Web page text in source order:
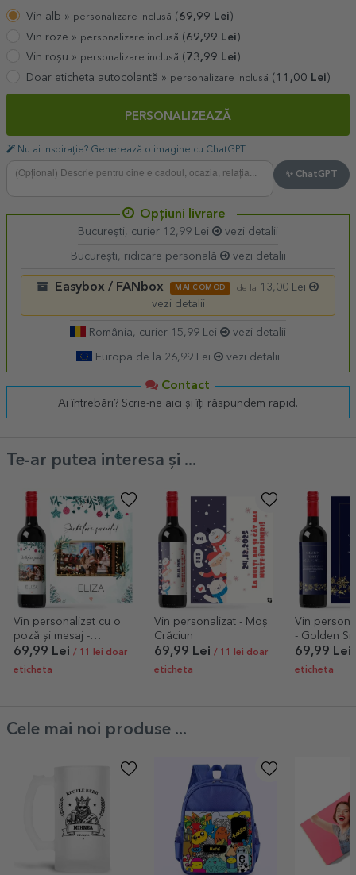
Vin alb » personalizare inclusă ( 69,99 Lei )
Vin roze » personalizare inclusă (69,99 Lei)
Vin roșu » personalizare inclusă ( 73,99 Lei )
Doar eticheta autocolantă » personalizare inclusă ( 11,00 Lei )
PERSONALIZEAZĂ
Nu ai inspirație? Generează o imagine cu ChatGPT
✨ ChatGPT
Opțiuni livrare
București, curier 12,99 Lei vezi detalii
București, ridicare personală vezi detalii
Easybox / FANbox MAI COMOD de la
13,00 Lei
vezi detalii
România, curier 15,99 Lei vezi detalii
Europa de la 26,99 Lei vezi detalii
Contact
Ai întrebări? Scrie-ne aici și îți răspundem rapid.
Te-ar putea interesa și ...
Vin personalizat cu o
poză și mesaj -
Sărbători fericite
69,99 Lei / 11 lei doar
eticheta
Vin personalizat - Moș
Crăciun
69,99 Lei / 11 lei doar
eticheta
Vin
- Golden
69,99 Lei
eticheta
Cele mai noi produse ...